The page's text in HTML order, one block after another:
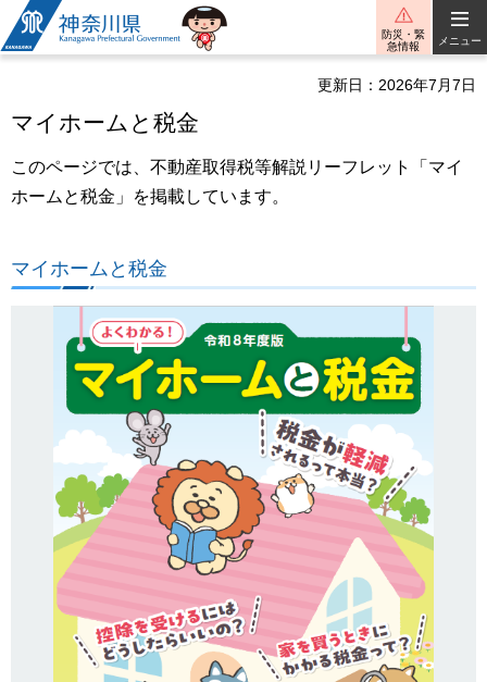
神奈川県
防災・緊
急情報
メニュー
更新日：2026年7月7日
マイホームと税金
このページでは、不動産取得税等解説リーフレット「マイ
ホームと税金」を掲載しています。
マイホームと税金